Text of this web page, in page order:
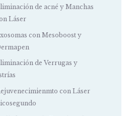
de acné y Manchas
Láser
con Mesoboost y
de Verrugas y
con Láser